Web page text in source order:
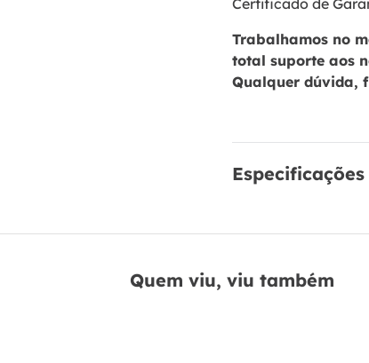
Certificado de
Trabalhamos no
total suporte aos
Qualquer dúvida,
Quem viu, viu também